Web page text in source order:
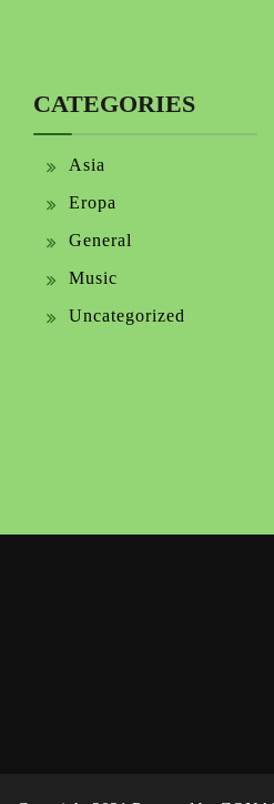
CATEGORIES
Asia
Eropa
General
Music
Uncategorized